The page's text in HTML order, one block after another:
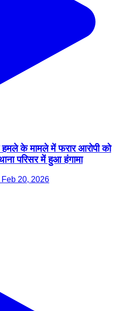
के मामले में फरार आरोपी को
परिसर में हुआ हंगामा
20, 2026